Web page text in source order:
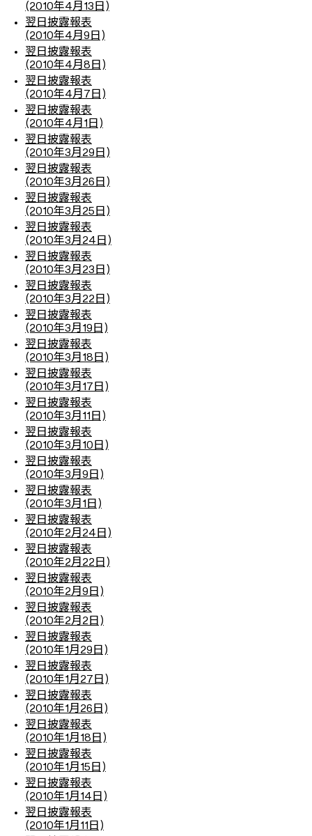
(2010年4月13日)
翌日披露報表
(2010年4月9日)
翌日披露報表
(2010年4月8日)
翌日披露報表
(2010年4月7日)
翌日披露報表
(2010年4月1日)
翌日披露報表
(2010年3月29日)
翌日披露報表
(2010年3月26日)
翌日披露報表
(2010年3月25日)
翌日披露報表
(2010年3月24日)
翌日披露報表
(2010年3月23日)
翌日披露報表
(2010年3月22日)
翌日披露報表
(2010年3月19日)
翌日披露報表
(2010年3月18日)
翌日披露報表
(2010年3月17日)
翌日披露報表
(2010年3月11日)
翌日披露報表
(2010年3月10日)
翌日披露報表
(2010年3月9日)
翌日披露報表
(2010年3月1日)
翌日披露報表
(2010年2月24日)
翌日披露報表
(2010年2月22日)
翌日披露報表
(2010年2月9日)
翌日披露報表
(2010年2月2日)
翌日披露報表
(2010年1月29日)
翌日披露報表
(2010年1月27日)
翌日披露報表
(2010年1月26日)
翌日披露報表
(2010年1月18日)
翌日披露報表
(2010年1月15日)
翌日披露報表
(2010年1月14日)
翌日披露報表
(2010年1月11日)